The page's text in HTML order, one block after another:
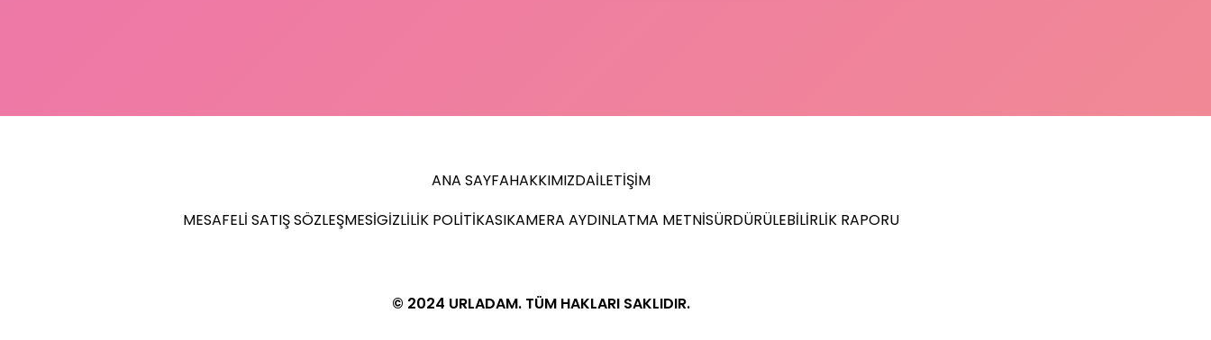
ANA SAYFAHAKKIMIZDAİLETIŞIM
MESAFELI SATIŞ SÖZLEŞMESIGIZLILIK POLITIKASIKAMERA AYDINLATMA METNISÜRDÜRÜLEBILIRLIK RAPORU
© 2024 URLADAM. TÜM HAKLARI SAKLIDIR.